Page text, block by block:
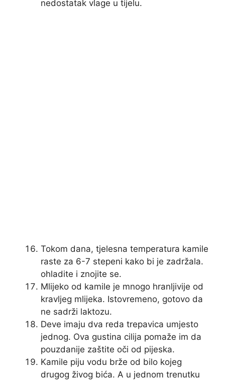
nedostatak vlage u tijelu.
Tokom dana, tjelesna temperatura kamile
raste za 6-7 stepeni kako bi je zadržala.
ohladite i znojite se.
Mlijeko od kamile je mnogo hranljivije od
kravljeg mlijeka. Istovremeno, gotovo da
ne sadrži laktozu.
Deve imaju dva reda trepavica umjesto
jednog. Ova gustina cilija pomaže im da
pouzdanije zaštite oči od pijeska.
Kamile piju vodu brže od bilo kojeg
drugog živog bića. A u jednom trenutku